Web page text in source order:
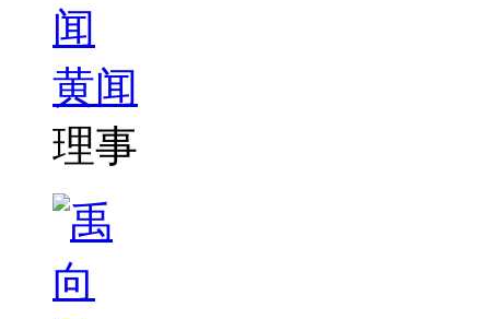
黄闻
理事